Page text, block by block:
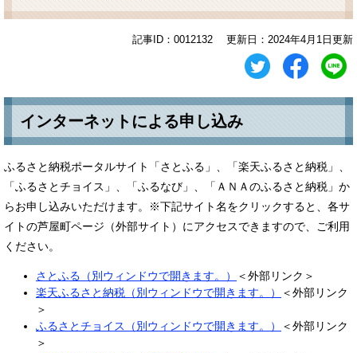
記事ID：0012132 更新日：2024年4月1日更新
インターネットによる申し込み
ふるさと納税ポータルサイト「さとふる」、「楽天ふるさと納税」、
「ふるさとチョイス」、「ふるなび」、「ＡＮＡのふるさと納税」か
らお申し込みいただけます。※下記サイト名をクリックすると、各サ
イトの芦屋町ページ（外部サイト）にアクセスできますので、ご利用
ください。
さとふる（別ウィンドウで開きます。）
＜外部リンク＞
楽天ふるさと納税（別ウィンドウで開きます。）
＜外部リンク
＞
ふるさとチョイス（別ウィンドウで開きます。）
＜外部リンク
＞